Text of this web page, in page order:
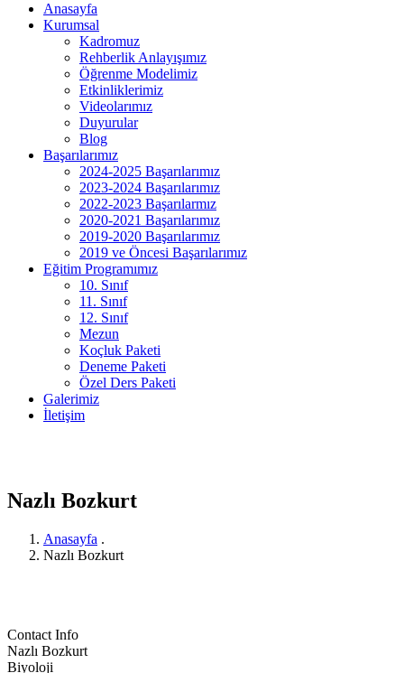
Anasayfa
Kurumsal
Kadromuz
Rehberlik Anlayışımız
Öğrenme Modelimiz
Etkinliklerimiz
Videolarımız
Duyurular
Blog
Başarılarımız
2024-2025 Başarılarımız
2023-2024 Başarılarımız
2022-2023 Başarılarmız
2020-2021 Başarılarımız
2019-2020 Başarılarımız
2019 ve Öncesi Başarılarımız
Eğitim Programımız
10. Sınıf
11. Sınıf
12. Sınıf
Mezun
Koçluk Paketi
Deneme Paketi
Özel Ders Paketi
Galerimiz
İletişim
Nazlı Bozkurt
Anasayfa .
Nazlı Bozkurt
Contact Info
Nazlı Bozkurt
Biyoloji